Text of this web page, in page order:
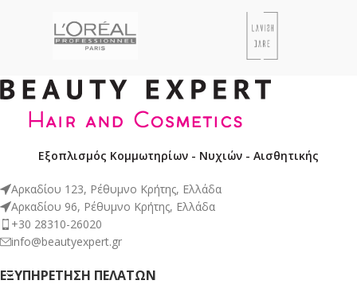
Εξοπλισμός Κομμωτηρίων - Νυχιών - Αισθητικής
Αρκαδίου 123, Ρέθυμνο Κρήτης, Ελλάδα
Αρκαδίου 96, Ρέθυμνο Κρήτης, Ελλάδα
+30 28310-26020
info@beautyexpert.gr
ΕΞΥΠΗΡΈΤΗΣΗ ΠΕΛΑΤΏΝ